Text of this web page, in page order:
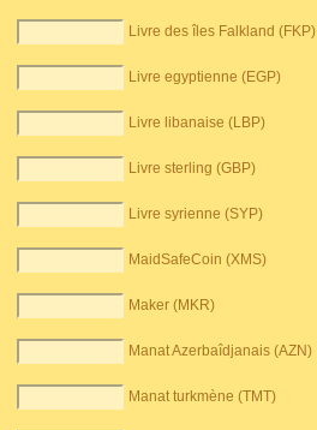
Livre des îles Falkland (FKP)
Livre egyptienne (EGP)
Livre libanaise (LBP)
Livre sterling (GBP)
Livre syrienne (SYP)
MaidSafeCoin (XMS)
Maker (MKR)
Manat Azerbaîdjanais (AZN)
Manat turkmène (TMT)